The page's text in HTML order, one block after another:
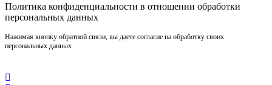
Политика конфиденциальности в отношении обработки
персональных данных
Нажимая кнопку обратной связи, вы даете согласие на обработку своих
персональных данных